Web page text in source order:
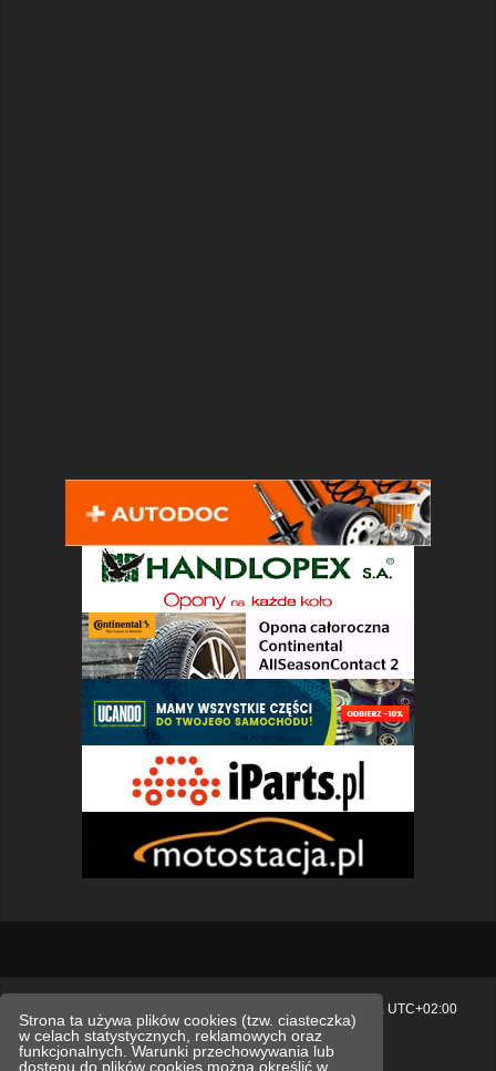
Strona ta używa plików cookies (tzw. ciasteczka)
w celach statystycznych, reklamowych oraz
funkcjonalnych. Warunki przechowywania lub
dostępu do plików cookies można określić w
UTC+02:00
Polityka prywatności.